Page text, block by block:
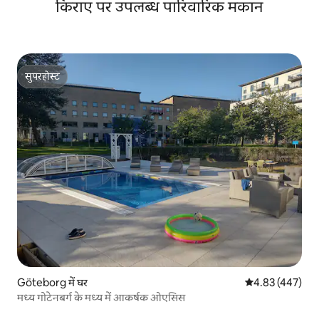
किराए पर उपलब्ध पारिवारिक मकान
सुपरहोस्ट
सुपरहोस्ट
Göteborg में घर औसत रेटिंग 5 में से
4.83 (447)
मध्य गोटेनबर्ग के मध्य में आकर्षक ओएसिस